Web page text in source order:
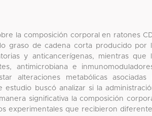
la composición corporal en ratones
graso de cadena corta producido por
y anticancerígenas, mientras que
antimicrobiana e
alteraciones metabólicas asociadas
buscó analizar si la
significativa la composición
experimentales que recibieron